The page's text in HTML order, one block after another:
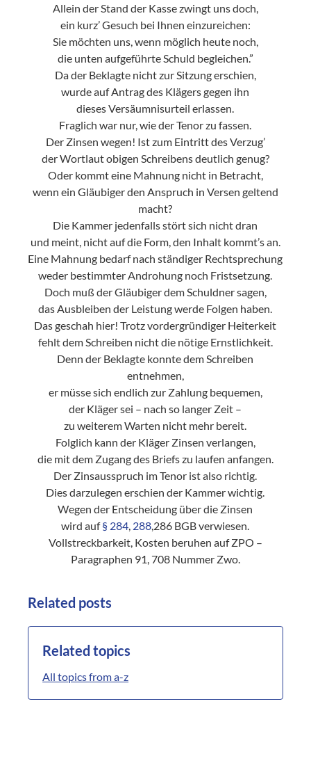
Allein der Stand der Kasse zwingt uns doch,
ein kurz’ Gesuch bei Ihnen einzureichen:
Sie möchten uns, wenn möglich heute noch,
die unten aufgeführte Schuld begleichen.”
Da der Beklagte nicht zur Sitzung erschien,
wurde auf Antrag des Klägers gegen ihn
dieses Versäumnisurteil erlassen.
Fraglich war nur, wie der Tenor zu fassen.
Der Zinsen wegen! Ist zum Eintritt des Verzug’
der Wortlaut obigen Schreibens deutlich genug?
Oder kommt eine Mahnung nicht in Betracht,
wenn ein Gläubiger den Anspruch in Versen geltend
macht?
Die Kammer jedenfalls stört sich nicht dran
und meint, nicht auf die Form, den Inhalt kommt’s an.
Eine Mahnung bedarf nach ständiger Rechtsprechung
weder bestimmter Androhung noch Fristsetzung.
Doch muß der Gläubiger dem Schuldner sagen,
das Ausbleiben der Leistung werde Folgen haben.
Das geschah hier! Trotz vordergründiger Heiterkeit
fehlt dem Schreiben nicht die nötige Ernstlichkeit.
Denn der Beklagte konnte dem Schreiben
entnehmen,
er müsse sich endlich zur Zahlung bequemen,
der Kläger sei – nach so langer Zeit –
zu weiterem Warten nicht mehr bereit.
Folglich kann der Kläger Zinsen verlangen,
die mit dem Zugang des Briefs zu laufen anfangen.
Der Zinsausspruch im Tenor ist also richtig.
Dies darzulegen erschien der Kammer wichtig.
Wegen der Entscheidung über die Zinsen
wird auf§ 284 288 ,286 BGB verwiesen.
Vollstreckbarkeit, Kosten beruhen auf ZPO –
Paragraphen 91, 708 Nummer Zwo.
Related posts
Related topics
All topics from a-z